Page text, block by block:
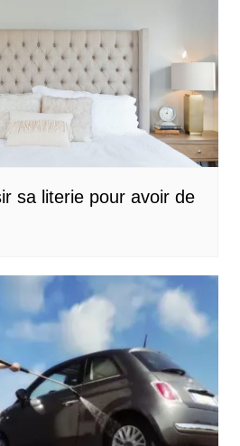
sa literie pour avoir de